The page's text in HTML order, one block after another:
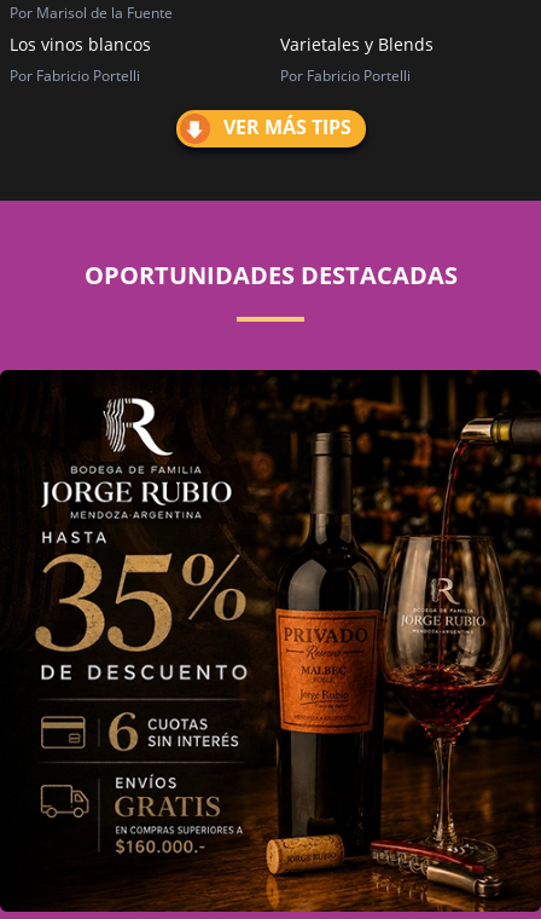
Por Marisol de la Fuente
Los vinos blancos
Por Fabricio Portelli
Varietales y Blends
Por Fabricio Portelli
VER MÁS TIPS
OPORTUNIDADES DESTACADAS